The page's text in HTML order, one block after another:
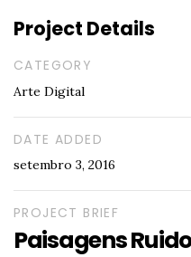
Project Details
CATEGORY
Arte Digital
DATE ADDED
setembro 3, 2016
PROJECT BRIEF
Paisagens